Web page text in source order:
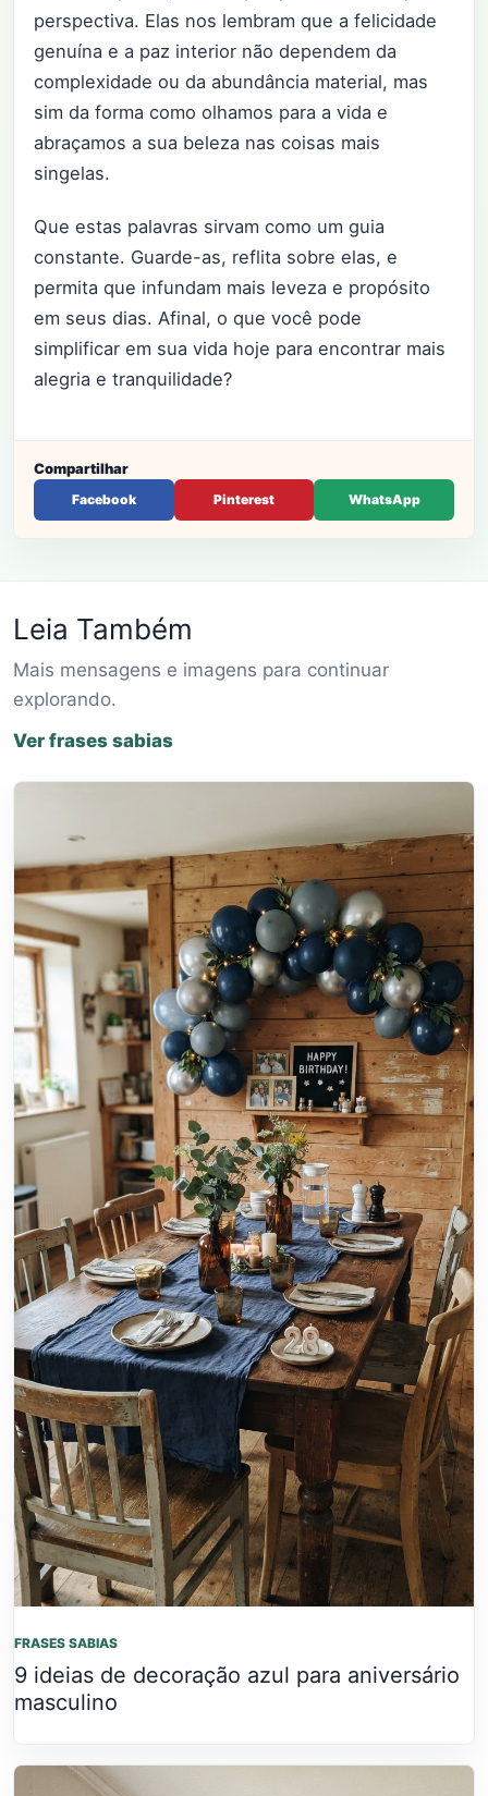
perspectiva. Elas nos lembram que a felicidade
genuína e a paz interior não dependem da
complexidade ou da abundância material, mas
sim da forma como olhamos para a vida e
abraçamos a sua beleza nas coisas mais
singelas.
Que estas palavras sirvam como um guia
constante. Guarde-as, reflita sobre elas, e
permita que infundam mais leveza e propósito
em seus dias. Afinal, o que você pode
simplificar em sua vida hoje para encontrar mais
alegria e tranquilidade?
Compartilhar
Facebook Pinterest WhatsApp
Leia Também
Mais mensagens e imagens para continuar
explorando.
Ver frases sabias
FRASES SABIAS
9 ideias de decoração azul para aniversário
masculino